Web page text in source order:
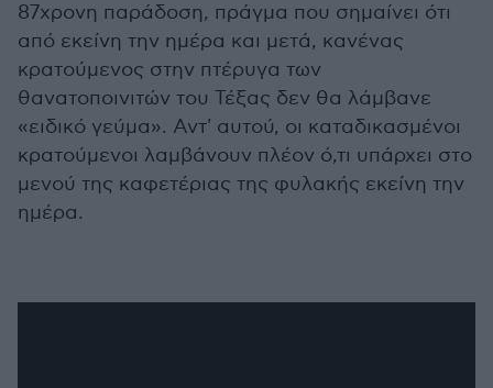
87χρονη παράδοση, πράγμα που σημαίνει ότι
από εκείνη την ημέρα και μετά, κανένας
κρατούμενος στην πτέρυγα των
θανατοποινιτών του Τέξας δεν θα λάμβανε
«ειδικό γεύμα». Αντ' αυτού, οι καταδικασμένοι
κρατούμενοι λαμβάνουν πλέον ό,τι υπάρχει στο
μενού της καφετέριας της φυλακής εκείνη την
ημέρα.